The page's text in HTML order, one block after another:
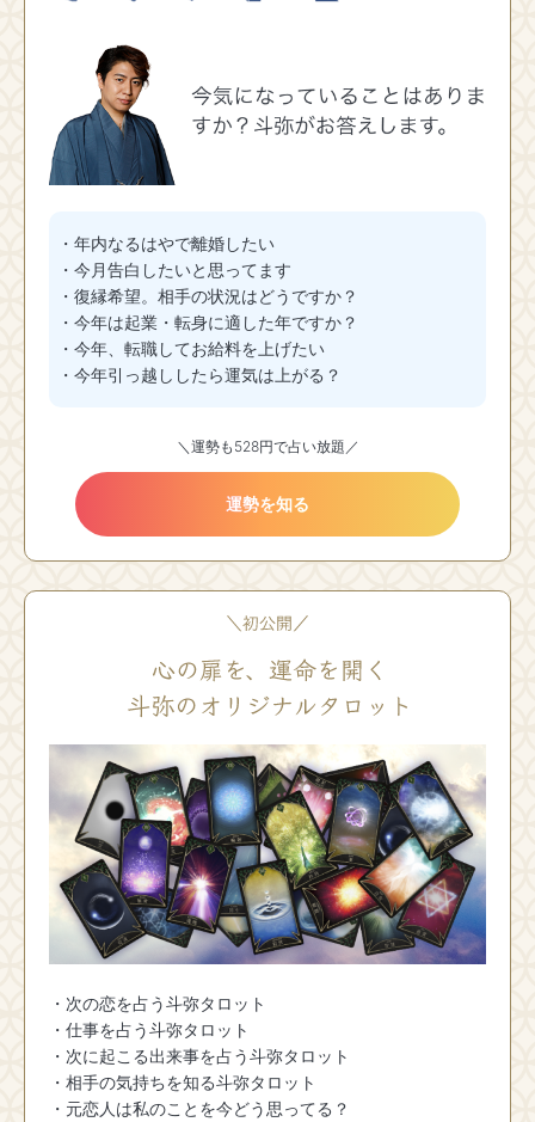
・年内なるはやで離婚したい
・今月告白したいと思ってます
・復縁希望。相手の状況はどうですか？
・今年は起業・転身に適した年ですか？
・今年、転職してお給料を上げたい
・今年引っ越ししたら運気は上がる？
＼運勢も528円で占い放題／
運勢を知る
・次の恋を占う斗弥タロット
・仕事を占う斗弥タロット
・次に起こる出来事を占う斗弥タロット
・相手の気持ちを知る斗弥タロット
・元恋人は私のことを今どう思ってる？